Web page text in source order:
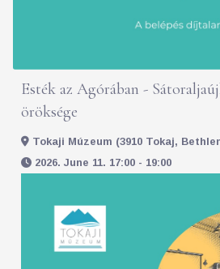
Esték az Agórában -
öröksége
Tokaji Múzeum (3910 Tokaj,
2026. June 11. 17:00 - 19:00